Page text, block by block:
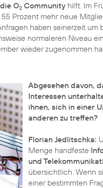
O2 Community hilft. Im
Prozent mehr neue
haben seinerzeit um
normaleren Niveau
wieder zugenommen
Abgesehen davon,
Interessen
ihnen, sich in einer
anderen zu treffen?
Florian Jedlitschka:
Menge handfeste
und
übersichtlich. Wenn
einer bestimmten